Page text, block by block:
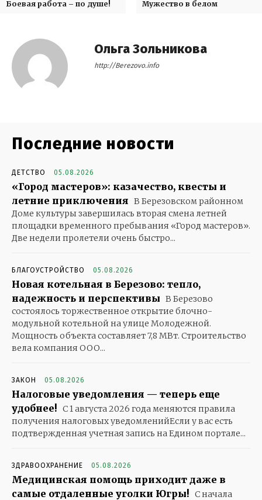
Боевая работа – по душе! Мужество в белом
Ольга Зольникова
http://Berezovo.info
Последние новости
ДЕТСТВО 05.08.2026
«Город мастеров»: казачество, квесты и
летние приключения В Березовском районном
Доме культуры завершилась вторая смена летней
площадки временного пребывания «Город мастеров».
Две недели пролетели очень быстро...
БЛАГОУСТРОЙСТВО 05.08.2026
Новая котельная в Березово: тепло,
надежность и перспективы В Березово
состоялось торжественное открытие блочно-
модульной котельной на улице Молодежной.
Мощность объекта составляет 7,8 МВт. Строительство
вела компания ООО...
ЗАКОН 05.08.2026
Налоговые уведомления — теперь еще
удобнее! С 1 августа 2026 года меняются правила
получения налоговых уведомленийЕсли у вас есть
подтвержденная учетная запись на Едином портале...
ЗДРАВООХРАНЕНИЕ 05.08.2026
Медицинская помощь приходит даже в
самые отдаленные уголки Югры! С начала